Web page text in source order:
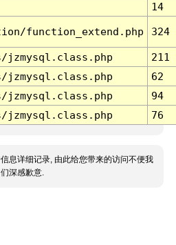
14
function_extend.php 324
jzmysql.class.php
211
jzmysql.class.php
62
jzmysql.class.php
94
jzmysql.class.php 76
息详细记录, 由此给您带来的访问不便我
们深感歉意.